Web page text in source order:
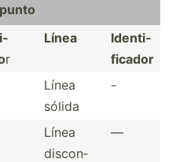
r
Línea
Identi­
ficador
Línea
sólida
-
Línea
discon­
—